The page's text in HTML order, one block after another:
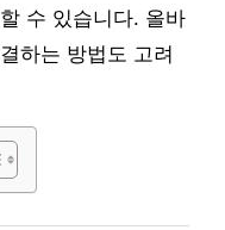
수 있습니다. 올바
하는 방법도 고려